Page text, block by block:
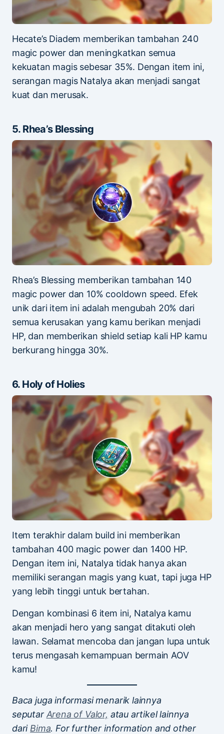
Hecate’s Diadem memberikan tambahan 240
magic power dan meningkatkan semua
kekuatan magis sebesar 35%. Dengan item ini,
serangan magis Natalya akan menjadi sangat
kuat dan merusak.
5. Rhea’s Blessing
Rhea’s Blessing memberikan tambahan 140
magic power dan 10% cooldown speed. Efek
unik dari item ini adalah mengubah 20% dari
semua kerusakan yang kamu berikan menjadi
HP, dan memberikan shield setiap kali HP kamu
berkurang hingga 30%.
6. Holy of Holies
Item terakhir dalam build ini memberikan
tambahan 400 magic power dan 1400 HP.
Dengan item ini, Natalya tidak hanya akan
memiliki serangan magis yang kuat, tapi juga HP
yang lebih tinggi untuk bertahan.
Dengan kombinasi 6 item ini, Natalya kamu
akan menjadi hero yang sangat ditakuti oleh
lawan. Selamat mencoba dan jangan lupa untuk
terus mengasah kemampuan bermain AOV
kamu!
Baca juga informasi menarik lainnya
seputar Arena of Valor, atau artikel lainnya
dari Bima. For further information and other